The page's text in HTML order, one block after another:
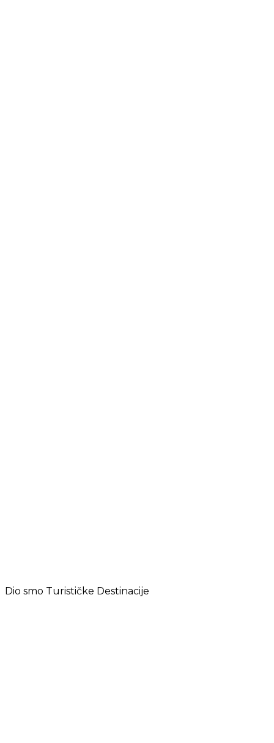
Dio smo Turističke Destinacije